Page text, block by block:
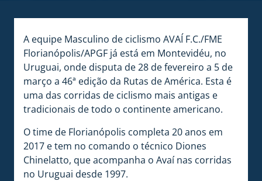
A equipe Masculino de ciclismo AVAÍ F.C./FME
Florianópolis/APGF já está em Montevidéu, no
Uruguai, onde disputa de 28 de fevereiro a 5 de
março a 46ª edição da Rutas de América. Esta é
uma das corridas de ciclismo mais antigas e
tradicionais de todo o continente americano.
O time de Florianópolis completa 20 anos em
2017 e tem no comando o técnico Diones
Chinelatto, que acompanha o Avaí nas corridas
no Uruguai desde 1997.